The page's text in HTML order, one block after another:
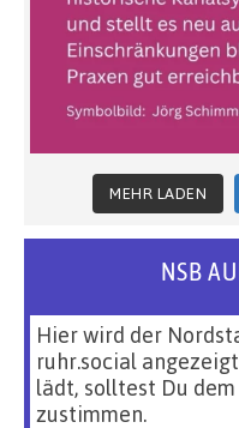
MEHR LADEN
NSB
Hier wird der
ruhr.social
lädt, solltest Du
zustimmen.